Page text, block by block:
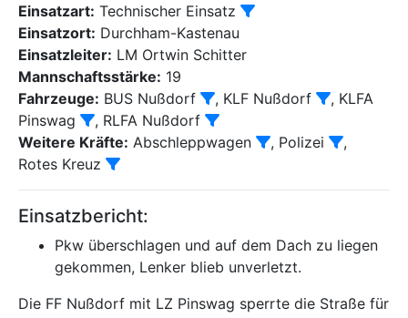
Einsatzart: Technischer Einsatz
Einsatzort: Durchham-Kastenau
Einsatzleiter: LM Ortwin Schitter
Mannschaftsstärke: 19
Fahrzeuge: BUS Nußdorf , KLF Nußdorf
, KLFA
Pinswag
, RLFA Nußdorf
Weitere Kräfte: Abschleppwagen , Polizei
,
Rotes Kreuz
Einsatzbericht:
Pkw überschlagen und auf dem Dach zu liegen
gekommen, Lenker blieb unverletzt.
Die FF Nußdorf mit LZ Pinswag sperrte die Straße für